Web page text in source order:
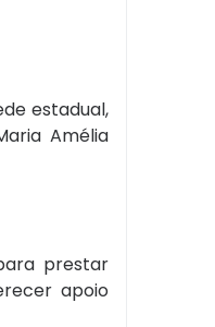
estadual,
Amélia
prestar
apoio